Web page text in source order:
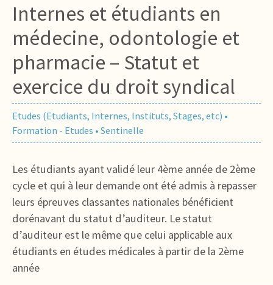
Internes et étudiants en
médecine, odontologie et
pharmacie – Statut et
exercice du droit syndical
Etudes (Etudiants, Internes, Instituts, Stages, etc) •
Formation - Etudes • Sentinelle
Les étudiants ayant validé leur 4ème année de 2ème
cycle et qui à leur demande ont été admis à repasser
leurs épreuves classantes nationales bénéficient
dorénavant du statut d’auditeur. Le statut
d’auditeur est le même que celui applicable aux
étudiants en études médicales à partir de la 2ème
année